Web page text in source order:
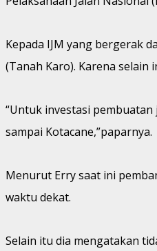
Kepada IJM yang bergerak
(Tanah Karo). Karena selain
“Untuk investasi
sampai Kotacane,”paparnya.
Menurut Erry saat ini
waktu dekat.
Selain itu dia mengatakan